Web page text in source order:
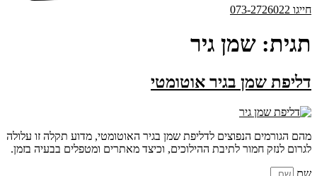
חייגו 073-2726022
תגית: שמן גיר
דליפת שמן בגיר אוטומטי
מהם הגורמים הנפוצים לדליפת שמן בגיר האוטומטי, מדוע תקלה זו עלולה
לגרום לנזק חמור לתיבת ההילוכים, וכיצד מאתרים ומטפלים בבעיה בזמן.
שם